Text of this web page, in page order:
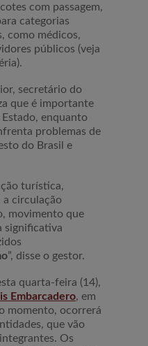
com passagem,
categorias
como médicos,
públicos (veja
secretário do
que é importante
enquanto
problemas de
do Brasil e
turística,
circulação
movimento que
significativa
”, disse o gestor.
quarta-feira (14),
Embarcadero, em
momento, ocorrerá
que vão
Os